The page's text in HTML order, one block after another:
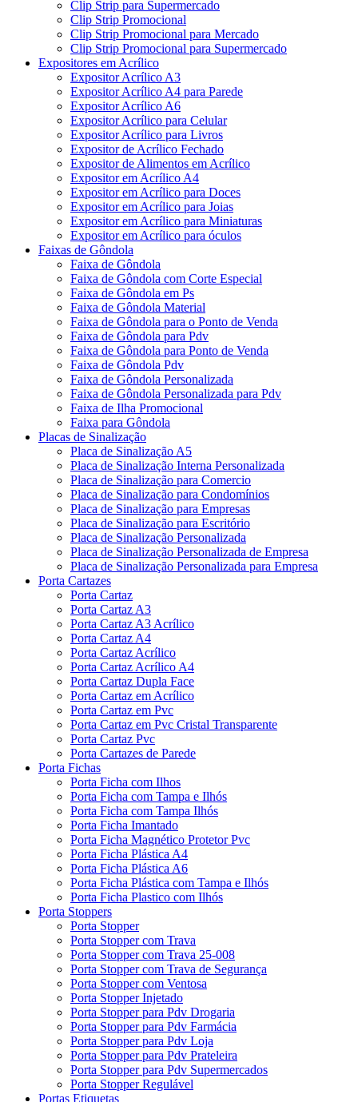
Clip Strip para Supermercado
Clip Strip Promocional
Clip Strip Promocional para Mercado
Clip Strip Promocional para Supermercado
Expositores em Acrílico
Expositor Acrílico A3
Expositor Acrílico A4 para Parede
Expositor Acrílico A6
Expositor Acrílico para Celular
Expositor Acrílico para Livros
Expositor de Acrílico Fechado
Expositor de Alimentos em Acrílico
Expositor em Acrílico A4
Expositor em Acrílico para Doces
Expositor em Acrílico para Joias
Expositor em Acrílico para Miniaturas
Expositor em Acrílico para óculos
Faixas de Gôndola
Faixa de Gôndola
Faixa de Gôndola com Corte Especial
Faixa de Gôndola em Ps
Faixa de Gôndola Material
Faixa de Gôndola para o Ponto de Venda
Faixa de Gôndola para Pdv
Faixa de Gôndola para Ponto de Venda
Faixa de Gôndola Pdv
Faixa de Gôndola Personalizada
Faixa de Gôndola Personalizada para Pdv
Faixa de Ilha Promocional
Faixa para Gôndola
Placas de Sinalização
Placa de Sinalização A5
Placa de Sinalização Interna Personalizada
Placa de Sinalização para Comercio
Placa de Sinalização para Condomínios
Placa de Sinalização para Empresas
Placa de Sinalização para Escritório
Placa de Sinalização Personalizada
Placa de Sinalização Personalizada de Empresa
Placa de Sinalização Personalizada para Empresa
Porta Cartazes
Porta Cartaz
Porta Cartaz A3
Porta Cartaz A3 Acrílico
Porta Cartaz A4
Porta Cartaz Acrílico
Porta Cartaz Acrílico A4
Porta Cartaz Dupla Face
Porta Cartaz em Acrílico
Porta Cartaz em Pvc
Porta Cartaz em Pvc Cristal Transparente
Porta Cartaz Pvc
Porta Cartazes de Parede
Porta Fichas
Porta Ficha com Ilhos
Porta Ficha com Tampa e Ilhós
Porta Ficha com Tampa Ilhós
Porta Ficha Imantado
Porta Ficha Magnético Protetor Pvc
Porta Ficha Plástica A4
Porta Ficha Plástica A6
Porta Ficha Plástica com Tampa e Ilhós
Porta Ficha Plastico com Ilhós
Porta Stoppers
Porta Stopper
Porta Stopper com Trava
Porta Stopper com Trava 25-008
Porta Stopper com Trava de Segurança
Porta Stopper com Ventosa
Porta Stopper Injetado
Porta Stopper para Pdv Drogaria
Porta Stopper para Pdv Farmácia
Porta Stopper para Pdv Loja
Porta Stopper para Pdv Prateleira
Porta Stopper para Pdv Supermercados
Porta Stopper Regulável
Portas Etiquetas